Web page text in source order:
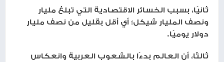
ثانيًا، بسبب الخسائر الاقتصادية التي تبلغ مليار
ونصف المليار شيكل؛ أي أقل بقليل من نصف مليار
دولار يوميًا.
ثالثًا، أن العالم بدءًا بالشعوب العربية وانعكاس